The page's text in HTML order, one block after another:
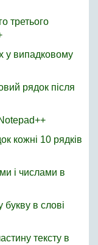
третього
у випадковому
рядок після
кожні 10 рядків
і числами в
в слові
тексту в